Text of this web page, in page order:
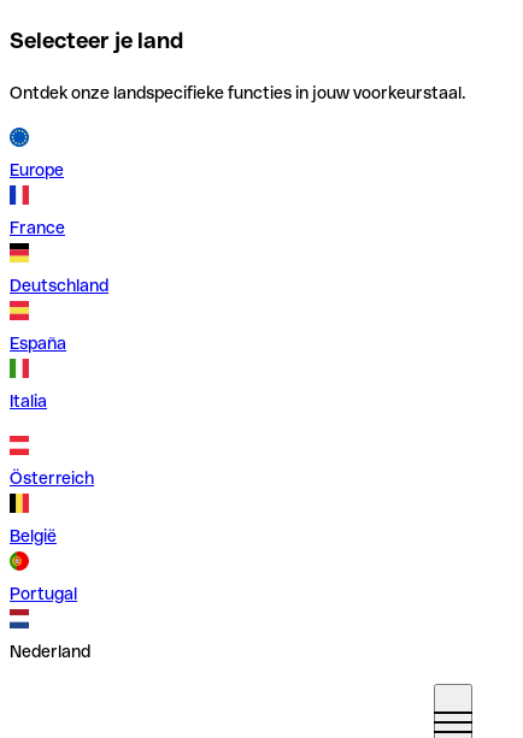
Selecteer je land
Ontdek onze landspecifieke functies in jouw voorkeurstaal.
Europe
France
Deutschland
España
Italia
Österreich
België
Portugal
Nederland